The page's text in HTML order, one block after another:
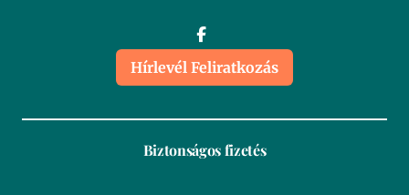
Hírlevél Feliratkozás
Biztonságos fizetés